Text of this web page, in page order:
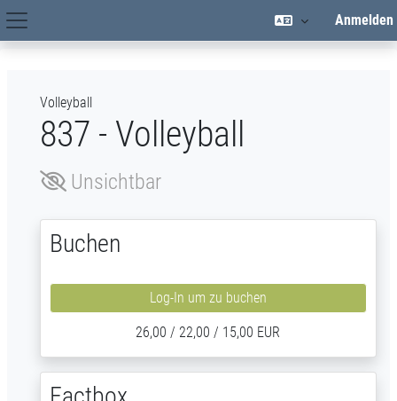
Zum Hauptinhalt
Hauptnavigation
Anmelden
Volleyball
837 - Volleyball
Unsichtbar
Buchen
Log-In um zu buchen
26,00 / 22,00 / 15,00 EUR